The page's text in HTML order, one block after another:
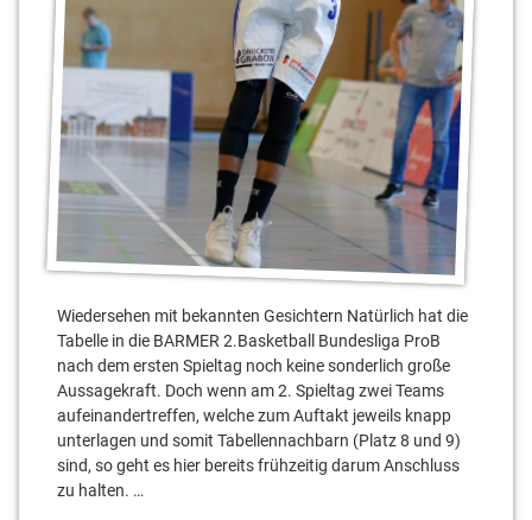
Wiedersehen mit bekannten Gesichtern Natürlich hat die
Tabelle in die BARMER 2.Basketball Bundesliga ProB
nach dem ersten Spieltag noch keine sonderlich große
Aussagekraft. Doch wenn am 2. Spieltag zwei Teams
aufeinandertreffen, welche zum Auftakt jeweils knapp
unterlagen und somit Tabellennachbarn (Platz 8 und 9)
sind, so geht es hier bereits frühzeitig darum Anschluss
zu halten. …
49ers